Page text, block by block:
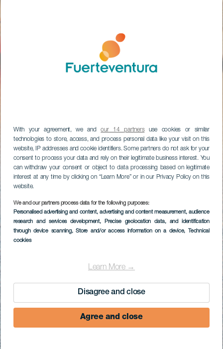
With your agreement, we andour 14 partnersuse cookies or similar
technologies to store, access, and process personal data like your visit on this
website, IP addresses and cookie identifiers. Some partners do not ask for your
consent to process your data and rely on their legitimate business interest. You
can withdraw your consent or object to data processing based on legitimate
interest at any time by clicking on “Learn More” or in our Privacy Policy on this
website.
We and our partners process data for the following purposes:
Personalised advertising and content, advertising and content measurement, audience
research and services development, Precise geolocation data, and identification
through device scanning, Store and/or access information on a device, Technical
cookies
Learn More →
Disagree and close
Agree and close